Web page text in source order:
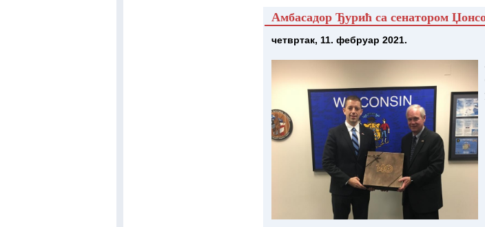
Амбасадор Ђурић са сенатором
четвртак, 11. фебруар 2021.